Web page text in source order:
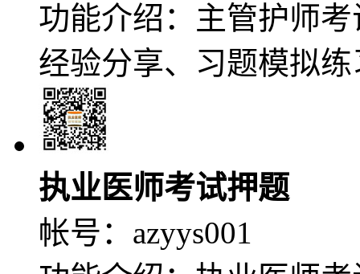
功能介绍：主管护师
经验分享、习题模拟练
执业医师考试押题
帐号： azyys001